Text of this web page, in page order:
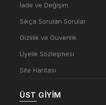
İade ve Değişim
Sıkça Sorulan Sorular
Gizlilik ve Güvenlik
Üyelik Sözleşmesi
Site Haritası
ÜST GIYIM